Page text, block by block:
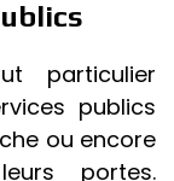
particulier
publics
ou encore
portes.